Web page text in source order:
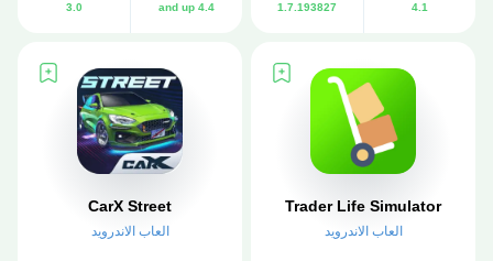
4.1
1.7.193827
4.4 and up
3.0
Trader Life Simulator
العاب الاندرويد
CarX Street
العاب الاندرويد